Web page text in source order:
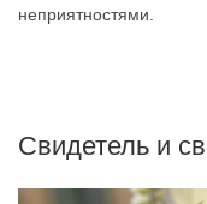
неприятностями.
Свидетель и